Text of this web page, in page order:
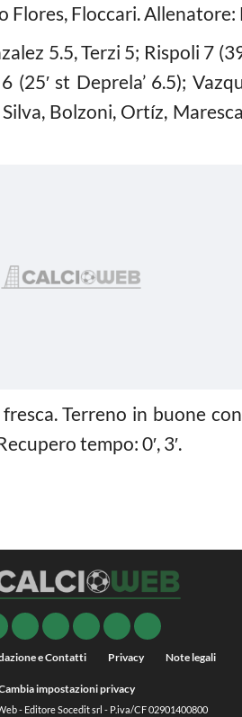
Flores, Floccari. Allenatore:
5.5, Terzi 5; Rispoli 7
(25′ st Deprela’ 6.5);
Bolzoni, Ortíz,
Terreno in buone
tempo: 0′, 3′.
e Contatti Privacy Note legali
impostazioni privacy
- Editore Socedit srl - P.iva/CF 02901400800